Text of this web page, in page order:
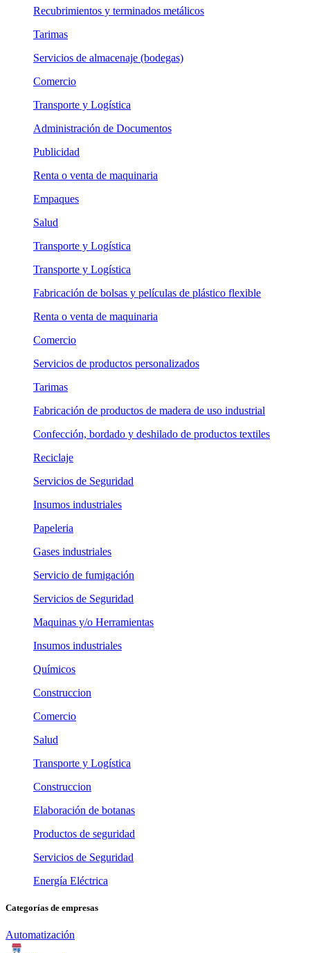
Recubrimientos y terminados metálicos
Tarimas
Servicios de almacenaje (bodegas)
Comercio
Transporte y Logística
Administración de Documentos
Publicidad
Renta o venta de maquinaria
Empaques
Salud
Transporte y Logística
Transporte y Logística
Fabricación de bolsas y películas de plástico flexible
Renta o venta de maquinaria
Comercio
Servicios de productos personalizados
Tarimas
Fabricación de productos de madera de uso industrial
Confección, bordado y deshilado de productos textiles
Reciclaje
Servicios de Seguridad
Insumos industriales
Papeleria
Gases industriales
Servicio de fumigación
Servicios de Seguridad
Maquinas y/o Herramientas
Insumos industriales
Químicos
Construccion
Comercio
Salud
Transporte y Logística
Construccion
Elaboración de botanas
Productos de seguridad
Servicios de Seguridad
Energía Eléctrica
Categorías de empresas
Automatización